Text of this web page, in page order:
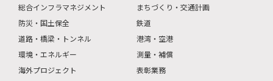
総合インフラマネジメント
まちづくり・交通計画
防災・国土保全
鉄道
道路・橋梁・トンネル
港湾・空港
環境・エネルギー
測量・補償
海外プロジェクト
表彰業務